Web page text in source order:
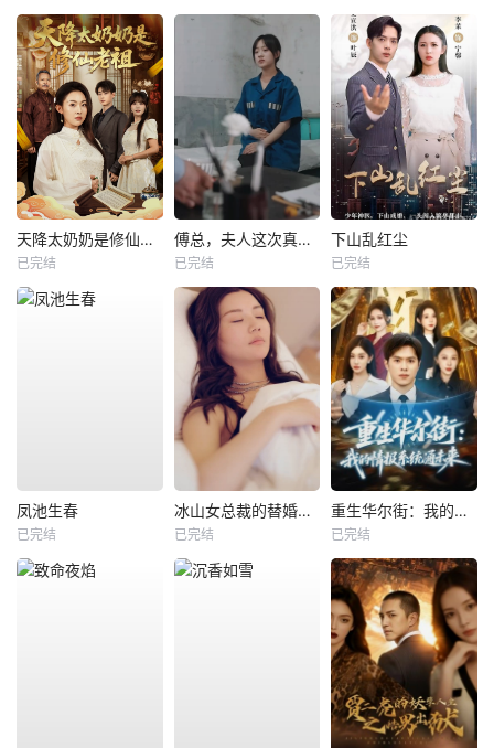
天降太奶奶是修仙老祖
已完结
傅总，夫人这次真的死了
已完结
下山乱红尘
已完结
凤池生春
已完结
冰山女总裁的替婚兵王
已完结
重生华尔街：我的情报系统通未来
已完结